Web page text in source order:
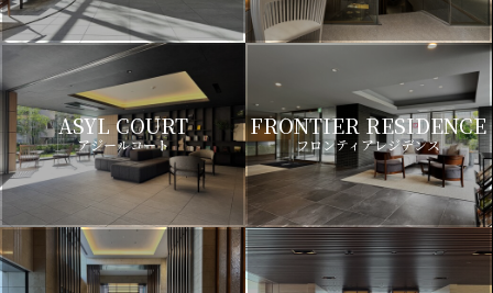
ASYL COURT
アジールコート
FRONTIER RESIDENCE
フロンティアレジデンス